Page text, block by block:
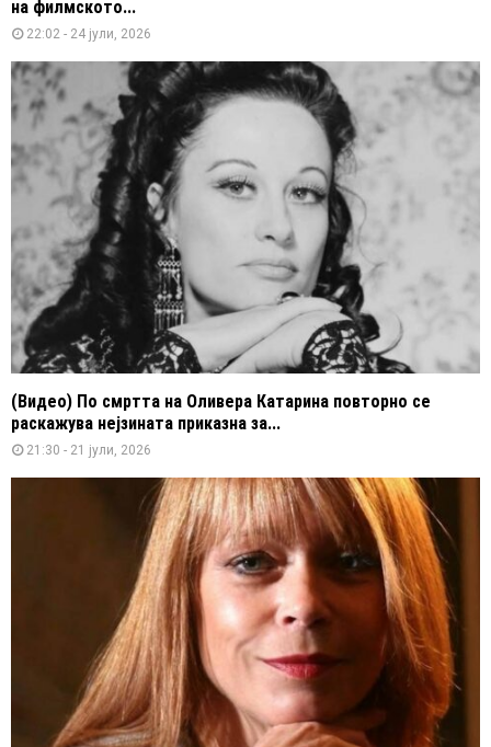
на филмското...
22:02 - 24 јули, 2026
(Видео) По смртта на Оливера Катарина повторно се
раскажува нејзината приказна за...
21:30 - 21 јули, 2026